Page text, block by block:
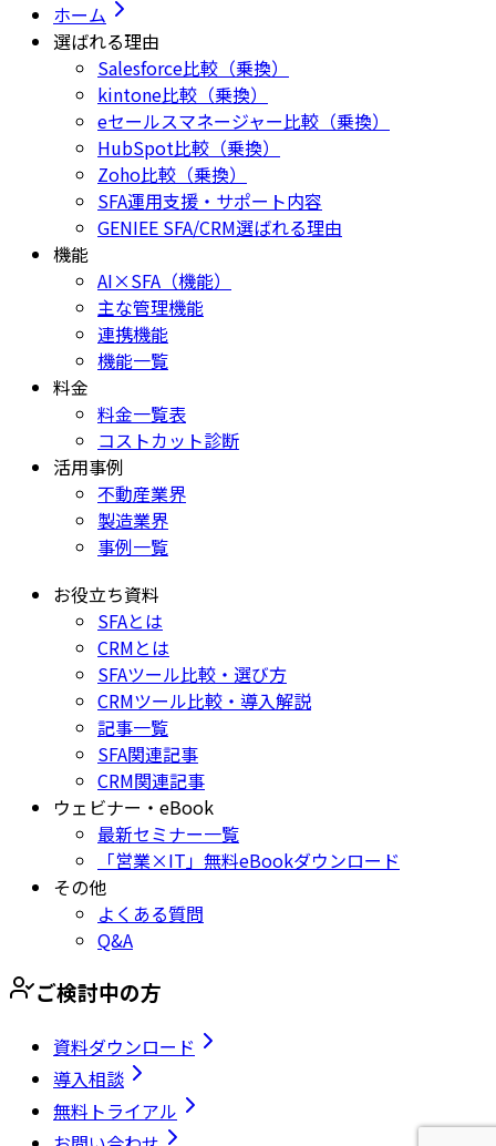
ホーム
選ばれる理由
Salesforce比較（乗換）
kintone比較（乗換）
eセールスマネージャー比較（乗換）
HubSpot比較（乗換）
Zoho比較（乗換）
SFA運用支援・サポート内容
GENIEE SFA/CRM選ばれる理由
機能
AI×SFA（機能）
主な管理機能
連携機能
機能一覧
料金
料金一覧表
コストカット診断
活用事例
不動産業界
製造業界
事例一覧
お役立ち資料
SFAとは
CRMとは
SFAツール比較・選び方
CRMツール比較・導入解説
記事一覧
SFA関連記事
CRM関連記事
ウェビナー・eBook
最新セミナー一覧
「営業×IT」無料eBookダウンロード
その他
よくある質問
Q&A
ご検討中の方
資料ダウンロード
導入相談
無料トライアル